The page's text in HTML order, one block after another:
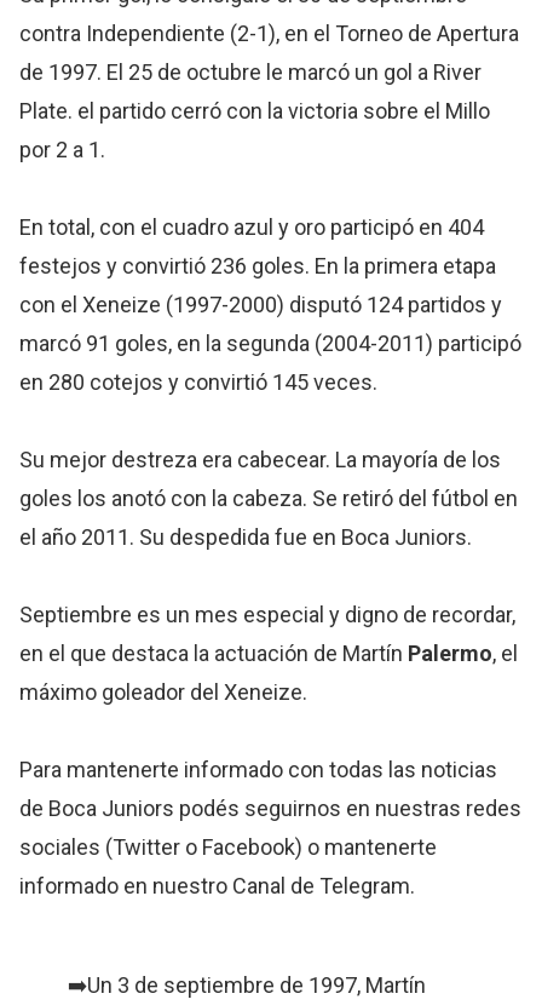
contra Independiente (2-1), en el Torneo de Apertura
de 1997. El 25 de octubre le marcó un gol a River
Plate. el partido cerró con la victoria sobre el Millo
por 2 a 1.
En total, con el cuadro azul y oro participó en 404
festejos y convirtió 236 goles. En la primera etapa
con el Xeneize (1997-2000) disputó 124 partidos y
marcó 91 goles, en la segunda (2004-2011) participó
en 280 cotejos y convirtió 145 veces.
Su mejor destreza era cabecear. La mayoría de los
goles los anotó con la cabeza. Se retiró del fútbol en
el año 2011. Su despedida fue en Boca Juniors.
Septiembre es un mes especial y digno de recordar,
en el que destaca la actuación de Martín Palermo, el
máximo goleador del Xeneize.
Para mantenerte informado con todas las noticias
de Boca Juniors podés seguirnos en nuestras redes
sociales (Twitter o Facebook) o mantenerte
informado en nuestro Canal de Telegram.
➡️Un 3 de septiembre de 1997, Martín